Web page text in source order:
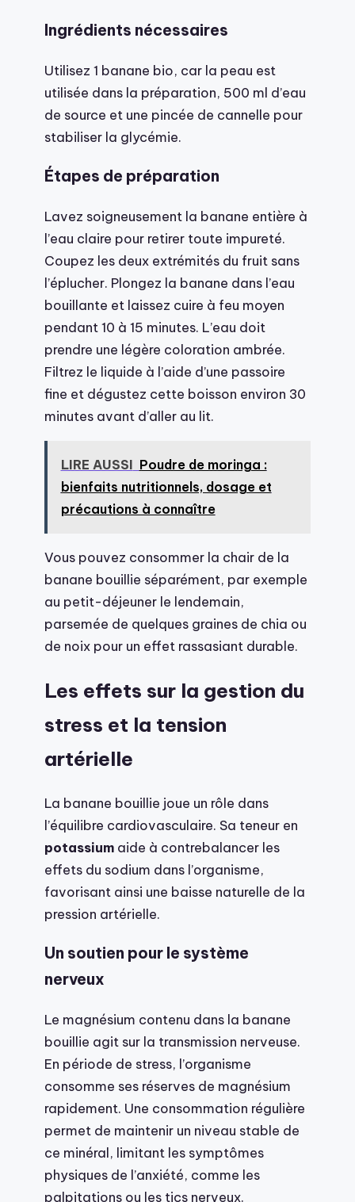
Ingrédients nécessaires
Utilisez 1 banane bio, car la peau est
utilisée dans la préparation, 500 ml d’eau
de source et une pincée de cannelle pour
stabiliser la glycémie.
Étapes de préparation
Lavez soigneusement la banane entière à
l’eau claire pour retirer toute impureté.
Coupez les deux extrémités du fruit sans
l’éplucher. Plongez la banane dans l’eau
bouillante et laissez cuire à feu moyen
pendant 10 à 15 minutes. L’eau doit
prendre une légère coloration ambrée.
Filtrez le liquide à l’aide d’une passoire
fine et dégustez cette boisson environ 30
minutes avant d’aller au lit.
LIRE AUSSI Poudre de moringa :
bienfaits nutritionnels, dosage et
précautions à connaître
Vous pouvez consommer la chair de la
banane bouillie séparément, par exemple
au petit-déjeuner le lendemain,
parsemée de quelques graines de chia ou
de noix pour un effet rassasiant durable.
Les effets sur la gestion du
stress et la tension
artérielle
La banane bouillie joue un rôle dans
l’équilibre cardiovasculaire. Sa teneur en
potassium aide à contrebalancer les
effets du sodium dans l’organisme,
favorisant ainsi une baisse naturelle de la
pression artérielle.
Un soutien pour le système
nerveux
Le magnésium contenu dans la banane
bouillie agit sur la transmission nerveuse.
En période de stress, l’organisme
consomme ses réserves de magnésium
rapidement. Une consommation régulière
permet de maintenir un niveau stable de
ce minéral, limitant les symptômes
physiques de l’anxiété, comme les
palpitations ou les tics nerveux.